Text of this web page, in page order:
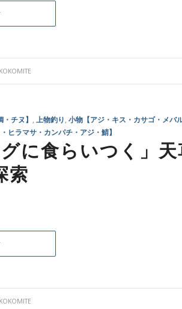
KOKOMITE
チヌ】 上物釣り 小物【アジ・キス・カサゴ・メバ
ヒラマサ・カンパチ・アジ・鯖】
に食らいつく」
索
KOKOMITE